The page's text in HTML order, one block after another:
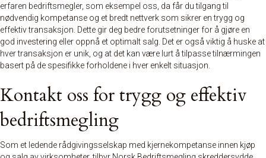
erfaren bedriftsmegler, som eksempel oss, da får du tilgang til
nødvendig kompetanse og et bredt nettverk som sikrer en trygg og
effektiv transaksjon. Dette gir deg bedre forutsetninger for å gjøre en
god investering eller oppnå et optimalt salg. Det er også viktig å huske at
hver transaksjon er unik, og at det kan være lurt å tilpasse tilnærmingen
basert på de spesifikke forholdene i hver enkelt situasjon.
Kontakt oss for trygg og effektiv
bedriftsmegling
Som et ledende rådgivingsselskap med kjernekompetanse innen kjøp